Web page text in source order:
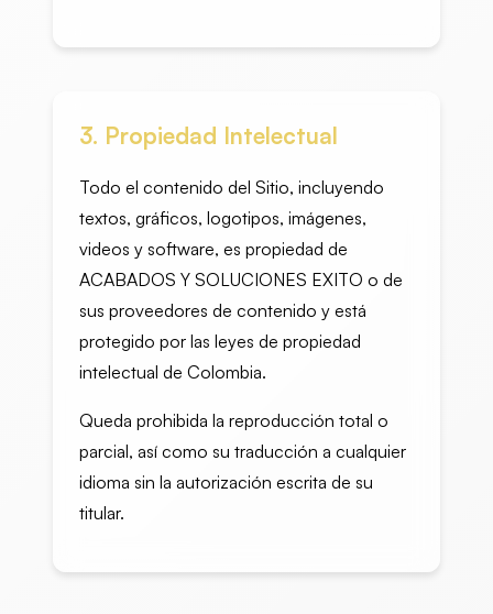
3. Propiedad Intelectual
Todo el contenido del Sitio, incluyendo
textos, gráficos, logotipos, imágenes,
videos y software, es propiedad de
ACABADOS Y SOLUCIONES EXITO o de
sus proveedores de contenido y está
protegido por las leyes de propiedad
intelectual de Colombia.
Queda prohibida la reproducción total o
parcial, así como su traducción a cualquier
idioma sin la autorización escrita de su
titular.